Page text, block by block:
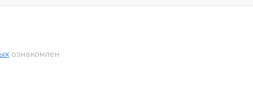
ознакомлен